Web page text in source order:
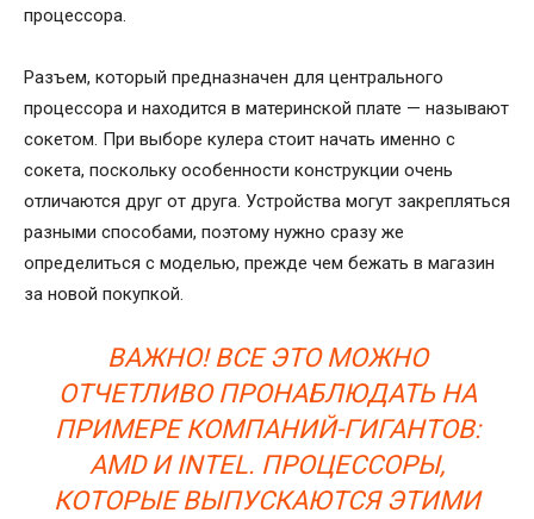
процессора.
Разъем, который предназначен для центрального
процессора и находится в материнской плате — называют
сокетом. При выборе кулера стоит начать именно с
сокета, поскольку особенности конструкции очень
отличаются друг от друга. Устройства могут закрепляться
разными способами, поэтому нужно сразу же
определиться с моделью, прежде чем бежать в магазин
за новой покупкой.
ВАЖНО! ВСЕ ЭТО МОЖНО
ОТЧЕТЛИВО ПРОНАБЛЮДАТЬ НА
ПРИМЕРЕ КОМПАНИЙ-ГИГАНТОВ:
AMD И INTEL. ПРОЦЕССОРЫ,
КОТОРЫЕ ВЫПУСКАЮТСЯ ЭТИМИ